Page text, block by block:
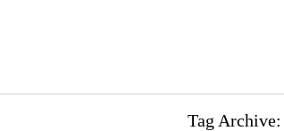
Tag